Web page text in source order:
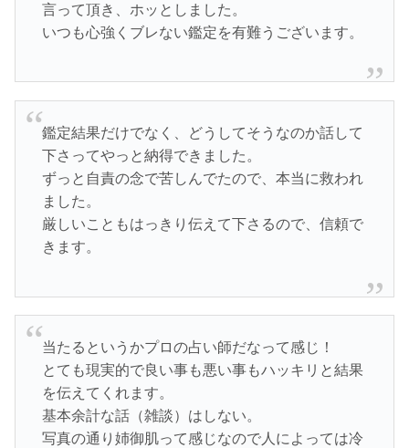
言って頂き、ホッとしました。
いつも心強くブレない鑑定を有難うございます。
鑑定結果だけでなく、どうしてそうなのか話して
下さってやっと納得できました。
ずっと自責の念で苦しんでたので、本当に救われ
ました。
厳しいこともはっきり伝えて下さるので、信頼で
きます。
当たるというかプロの占い師だなって感じ！
とても現実的で良い事も悪い事もハッキリと結果
を伝えてくれます。
基本余計な話（雑談）はしない。
写真の通り姉御肌って感じなので人によっては冷